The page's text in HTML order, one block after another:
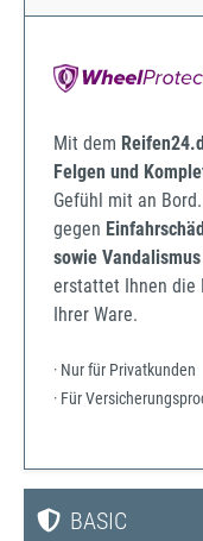
Mit dem
Felgen und
Gefühl mit an
gegen
sowie
erstattet Ihnen die
Ihrer Ware.
· Nur für Privatkunden
· Für
BASIC